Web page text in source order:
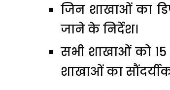
जिन शाखाओं का
जाने के निर्देश।
सभी शाखाओं को
शाखाओं का